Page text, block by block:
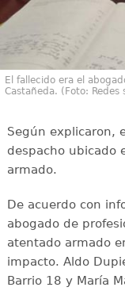
El fallecido era el
Castañeda. (Foto: Redes
Según explicaron,
despacho ubicado
armado.
De acuerdo con
abogado de
atentado armado
impacto. Aldo
Barrio 18 y María